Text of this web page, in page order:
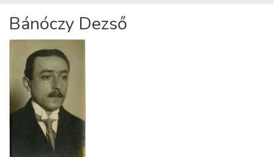
Statistics
About us
Bánóczy Dezső